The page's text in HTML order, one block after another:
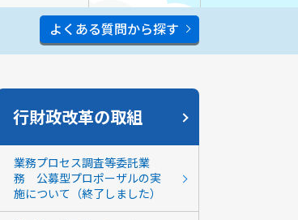
よくある質問から探す
行財政改革の取組
業務プロセス調査等委託業
務 公募型プロポーザルの実
施について（終了しました）